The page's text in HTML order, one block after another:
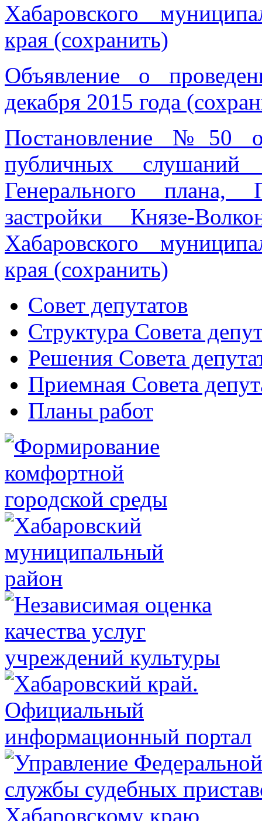
Хабаровского
края (сохранить)
Объявление о
декабря 2015 года
Постановление №50
публичных слушаний
Генерального плана,
застройки Князе-
Хабаровского
края (сохранить)
Совет депутатов
Структура Совета
Решения Совета
Приемная Совета
Планы работ